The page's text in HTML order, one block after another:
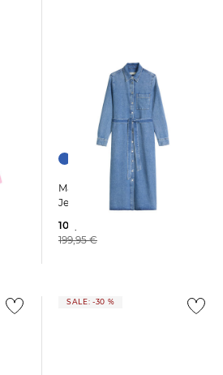
Marc O'Polo | Damen
Jeanskleid mit Bindegürtel
103,59 €
199,95 €
SALE: -30 %